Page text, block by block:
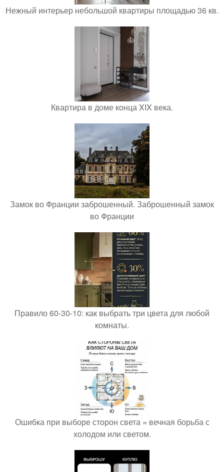
Нежный интерьер небольшой квартиры площадью 36 кв.
Квартира в доме конца XIX века.
Замок во Франции заброшенный. Заброшенный замок
во Франции
Правило 60-30-10: как выбрать три цвета для любой
комнаты.
Ошибка при выборе сторон света = вечная борьба с
холодом или светом.